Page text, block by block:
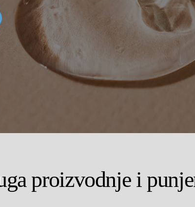
proizvodnje i